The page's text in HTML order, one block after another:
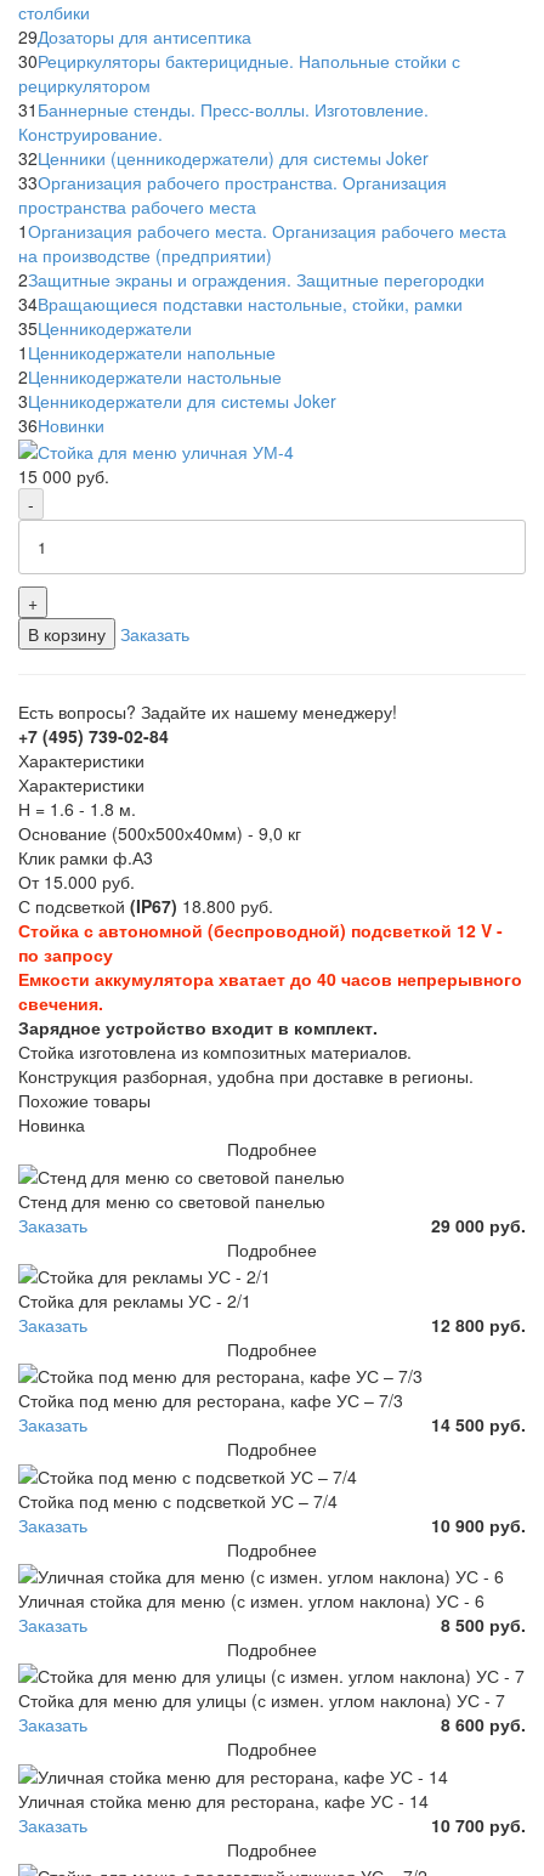
столбики
29Дозаторы для антисептика
30Рециркуляторы бактерицидные. Напольные стойки с
рециркулятором
31 Баннерные стенды. Пресс-воллы. Изготовление.
Конструирование.
32Ценники (ценникодержатели) для системы Joker
33Организация рабочего пространства. Организация
пространства рабочего места
1Организация рабочего места. Организация рабочего места
на производстве (предприятии)
2Защитные экраны и ограждения. Защитные перегородки
34Вращающиеся подставки настольные, стойки, рамки
35Ценникодержатели
1 Ценникодержатели напольные
2Ценникодержатели настольные
3Ценникодержатели для системы Joker
36Новинки
15 000 руб.
-
+
В корзину Заказать
Есть вопросы? Задайте их нашему менеджеру!
+7 (495) 739-02-84
Характеристики
Характеристики
Н = 1.6 - 1.8 м.
Основание (500х500х40мм) - 9,0 кг
Клик рамки ф.А3
От 15.000 руб.
С подсветкой (IP67) 18.800 руб.
Стойка с автономной (беспроводной) подсветкой 12 V -
по запросу
Емкости аккумулятора хватает до 40 часов непрерывного
свечения.
Зарядное устройство входит в комплект.
Стойка изготовлена из композитных материалов.
Конструкция разборная, удобна при доставке в регионы.
Похожие товары
Новинка
Подробнее
Стенд для меню со световой панелью
Заказать
29 000 руб.
Подробнее
Стойка для рекламы УС - 2/1
Заказать
12 800 руб.
Подробнее
Стойка под меню для ресторана, кафе УС – 7/3
Заказать
14 500 руб.
Подробнее
Стойка под меню с подсветкой УС – 7/4
Заказать
10 900 руб.
Подробнее
Уличная стойка для меню (с измен. углом наклона) УС - 6
Заказать
8 500 руб.
Подробнее
Стойка для меню для улицы (с измен. углом наклона) УС - 7
Заказать
8 600 руб.
Подробнее
Уличная стойка меню для ресторана, кафе УС - 14
Заказать
10 700 руб.
Подробнее